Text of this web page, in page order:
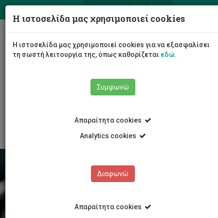
Σχολή Επικοινωνίας και Μέσων Ενημέρωσης
Αποστολή και Στόχος
Η ιστοσελίδα μας χρησιμοποιεί cookies
Η ιστοσελίδα μας χρησιμοποιεί cookies για να εξασφαλίσει
τη σωστή λειτουργία της, όπως καθορίζεται εδώ.
Συμφωνώ
Απαραίτητα cookies
Analytics cookies
Διαφωνώ
Απαραίτητα cookies